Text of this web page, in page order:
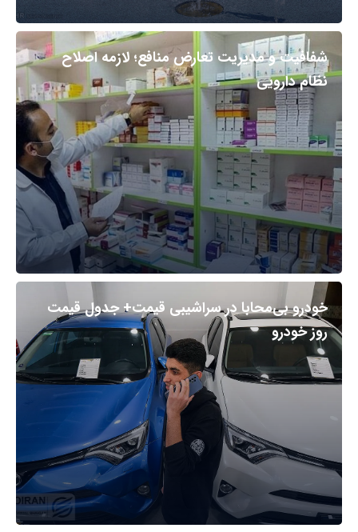
شفافیت و مدیریت تعارض منافع؛ لازمه اصلاح
نظام دارویی
خودرو بی‌محابا در سراشیبی قیمت+ جدول قیمت
روز خودرو